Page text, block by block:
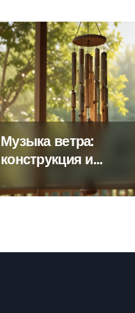
Музыка ветра:
конструкция и
звучания